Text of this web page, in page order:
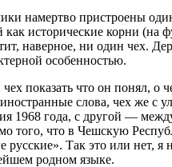
намертво пристроены
исторические корни (на
наверное, ни один чех.
особенностью.
показать что он понял, о
слова, чех же с
1968 года, с другой —
того, что в Чешскую
Так это или нет, я
родном языке.